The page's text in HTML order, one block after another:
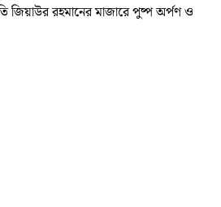
জিয়াউর রহমানের মাজারে পুষ্প অর্পণ ও